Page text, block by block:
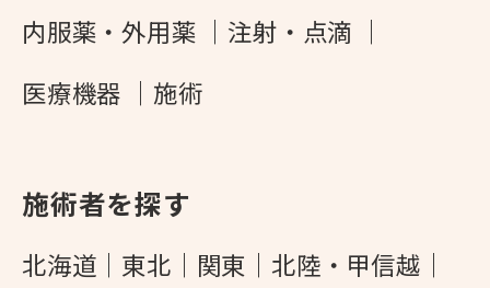
内服薬・外用薬
注射・点滴
医療機器
施術
施術者を探す
北海道 東北 関東
北陸・甲信越